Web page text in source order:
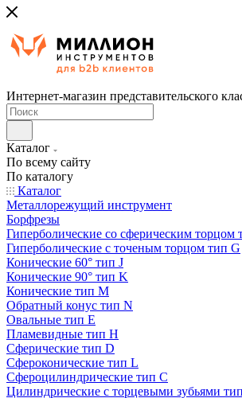
Интернет-магазин представительского
Каталог
По всему сайту
По каталогу
Каталог
Металлорежущий инструмент
Борфрезы
Гиперболические cо сферическим торцом
Гиперболические с точеным торцом тип G
Конические 60° тип J
Конические 90° тип K
Конические тип M
Обратный конус тип N
Овальные тип E
Пламевидные тип H
Сферические тип D
Сфероконические тип L
Сфероцилиндрические тип C
Цилиндрические с торцевыми зубьями